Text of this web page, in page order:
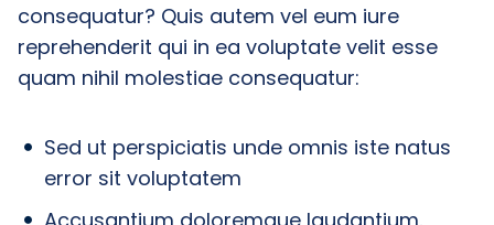
consequatur? Quis autem vel eum iure
reprehenderit qui in ea voluptate velit esse
quam nihil molestiae consequatur:
Sed ut perspiciatis unde omnis iste natus
error sit voluptatem